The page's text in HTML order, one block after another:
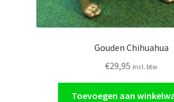
Gouden Chihuahua
€29,95 incl. btw
Toevoegen aan